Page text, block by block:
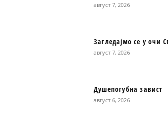
август 7, 2026
Загледајмо се у очи
август 7, 2026
Душепогубна завист
август 6, 2026